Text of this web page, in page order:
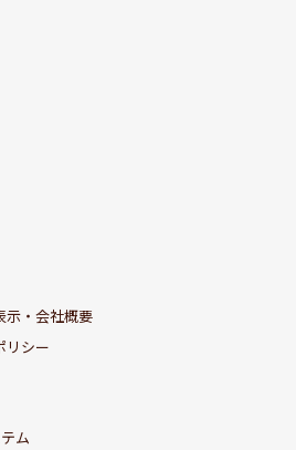
示・会社概要
リシー
ム